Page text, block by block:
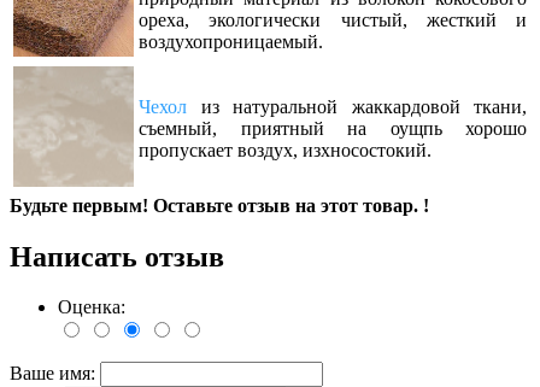
ореха, экологически чистый, жесткий и
воздухопроницаемый.
Чехол из натуральной жаккардовой ткани,
съемный, приятный на оущпь хорошо
пропускает воздух, изхносостокий.
Будьте первым! Оставьте отзыв на этот товар. !
Написать отзыв
Оценка:
Ваше имя: